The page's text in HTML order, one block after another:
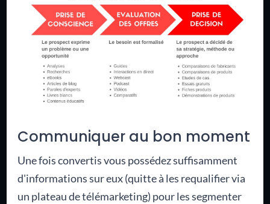
Communiquer au bon moment
Une fois convertis vous possédez suffisamment
d'informations sur eux (quitte à les requalifier via
un plateau de télémarketing) pour les segmenter